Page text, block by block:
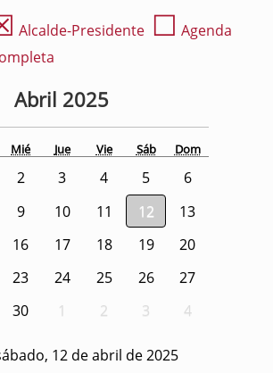
Alcalde-Presidente ☐ Agenda
Abril 2025
Mié Jue Vie Sáb Dom
2 3 4 5
6
9 10 11 12
13
16 17 18 19
20
23 24 25 26
27
30 1 2 3 4
12 de abril de 2025